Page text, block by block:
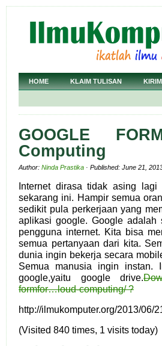
HOME KLAIM TULISAN
GOOGLE
Computing
Author: Ninda Prastika · Published: June 21,
Internet dirasa tidak asing
sekarang ini. Hampir semua
sedikit pula perkerjaan yang
aplikasi google. Google
pengguna internet. Kita bisa
semua pertanyaan dari kita.
dunia ingin bekerja secara
Semua manusia ingin instan.
google,yaitu google drive.
formfor…loud-computing/?
http://ilmukomputer.org/2013/06/
(Visited 840 times, 1 visits today)